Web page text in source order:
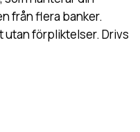
från flera banker.
utan förpliktelser. Drivs